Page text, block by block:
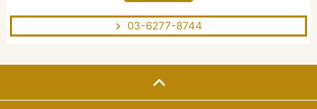
03-6277-8744